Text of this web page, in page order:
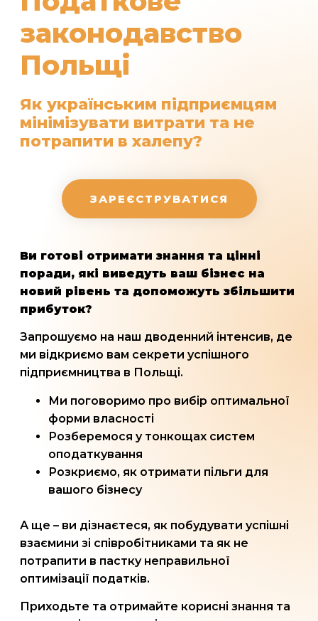
законодавство
Польщі
Як українським підприємцям
мінімізувати витрати та не
потрапити в халепу?
ЗАРЕЄСТРУВАТИСЯ
Ви готові отримати знання та цінні
поради, які виведуть ваш бізнес на
новий рівень та допоможуть збільшити
прибуток?
Запрошуємо на наш дводенний інтенсив, де
ми відкриємо вам секрети успішного
підприємництва в Польщі.
Ми поговоримо про вибір оптимальної
форми власності
Розберемося у тонкощах систем
оподаткування
Розкриємо, як отримати пільги для
вашого бізнесу
А ще – ви дізнаєтеся, як побудувати успішні
взаємини зі співробітниками та як не
потрапити в пастку неправильної
оптимізації податків.
Приходьте та отримайте корисні знання та